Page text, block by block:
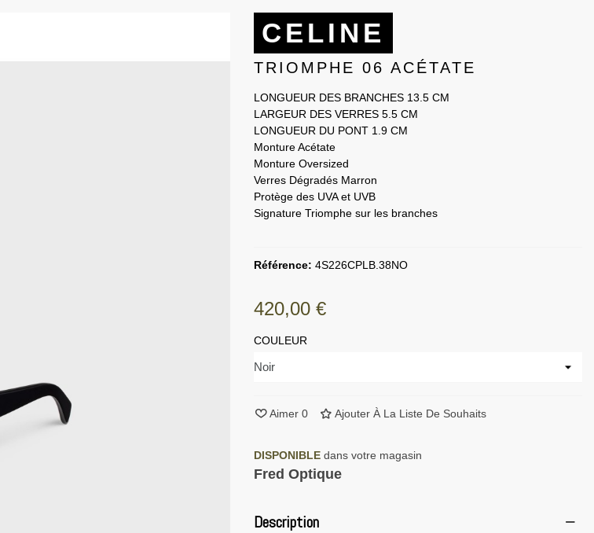
CELINE
TRIOMPHE 06 ACÉTATE
LONGUEUR DES BRANCHES 13.5 CM
LARGEUR DES VERRES 5.5 CM
LONGUEUR DU PONT 1.9 CM
Monture Acétate
Monture Oversized
Verres Dégradés Marron
Protège des UVA et UVB
Signature Triomphe sur les branches
Référence: 4S226CPLB.38NO
420,00 €
COULEUR
Aimer 0 Ajouter À La Liste De Souhaits
DISPONIBLE dans votre magasin
Fred Optique
Description